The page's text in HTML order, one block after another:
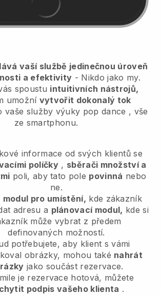
vaší službě jedinečnou úroveň
a efektivity - Nikdo jako my.
spoustu intuitivních nástrojů,
umožní vytvořit dokonalý tok
vaše služby výuky pop dance , vše
ze smartphonu.
informace od svých klientů se
políčky , sběrači množství a
poli, aby tato pole povinná nebo
ne.
modul pro umístění, kde zákazník
adresu a plánovací modul, kde si
může vybrat z předem
definovaných možností.
potřebujete, aby klient s vámi
obrázky, mohou také nahrát
jako součást rezervace.
je rezervace hotová, můžete
podpis vašeho klienta .